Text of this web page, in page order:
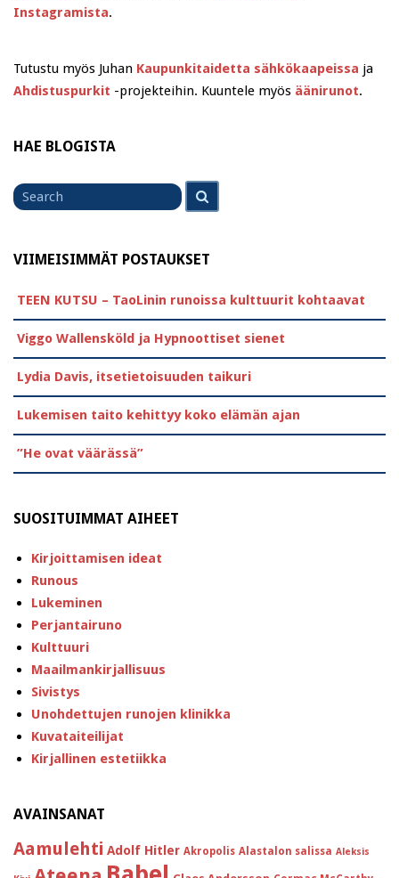
Instagramista.
Tutustu myös Juhan Kaupunkitaidetta sähkökaapeissa ja
Ahdistuspurkit -projekteihin. Kuuntele myös äänirunot.
HAE BLOGISTA
Search
for
VIIMEISIMMÄT POSTAUKSET
TEEN KUTSU – TaoLinin runoissa kulttuurit kohtaavat
Viggo Wallensköld ja Hypnoottiset sienet
Lydia Davis, itsetietoisuuden taikuri
Lukemisen taito kehittyy koko elämän ajan
”He ovat väärässä”
SUOSITUIMMAT AIHEET
Kirjoittamisen ideat
Runous
Lukeminen
Perjantairuno
Kulttuuri
Maailmankirjallisuus
Sivistys
Unohdettujen runojen klinikka
Kuvataiteilijat
Kirjallinen estetiikka
AVAINSANAT
Aamulehti Adolf Hitler Akropolis Alastalon salissa Aleksis